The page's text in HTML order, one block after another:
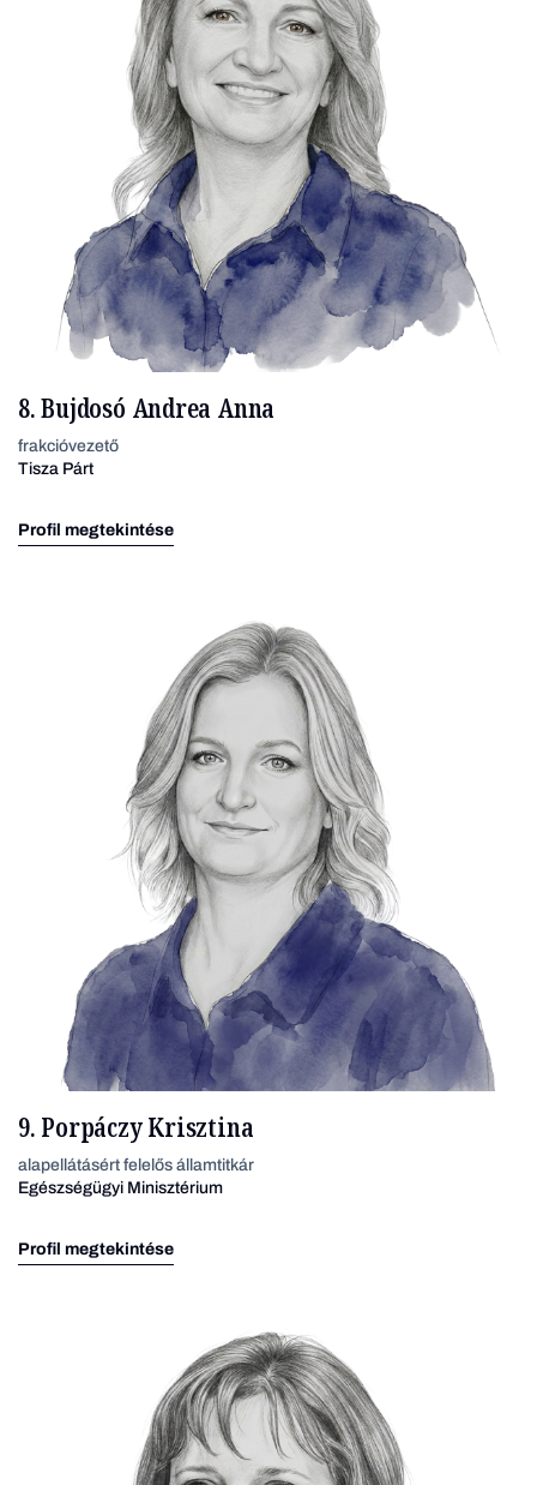
8. Bujdosó Andrea Anna
frakcióvezető
Tisza Párt
Profil megtekintése
9. Porpáczy Krisztina
alapellátásért felelős államtitkár
Egészségügyi Minisztérium
Profil megtekintése